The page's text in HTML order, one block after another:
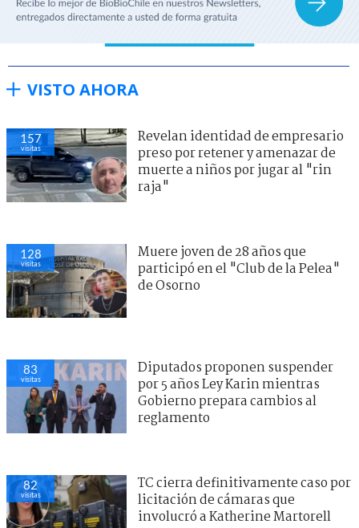
VISTO AHORA
157
visitas
Revelan identidad de empresario
preso por retener y amenazar de
muerte a niños por jugar al "rin
raja"
128
visitas
Muere joven de 28 años que
participó en el "Club de la Pelea"
de Osorno
83
visitas
Diputados proponen suspender
por 5 años Ley Karin mientras
Gobierno prepara cambios al
reglamento
82
visitas
TC cierra definitivamente caso por
licitación de cámaras que
involucró a Katherine Martorell